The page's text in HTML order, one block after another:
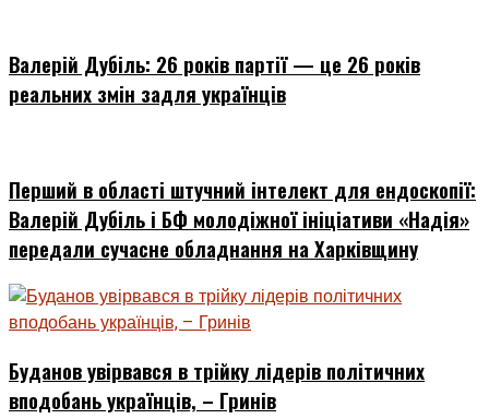
Валерій Дубіль: 26 років партії — це 26 років
реальних змін задля українців
Перший в області штучний інтелект для ендоскопії:
Валерій Дубіль і БФ молодіжної ініціативи «Надія»
передали сучасне обладнання на Харківщину
Буданов увірвався в трійку лідерів політичних
вподобань українців, – Гринів